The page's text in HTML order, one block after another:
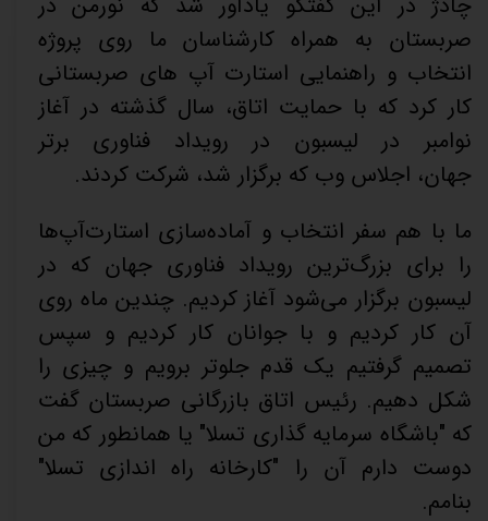
صربستان به همراه کارشناسان ما روی پروژه
انتخاب و راهنمایی استارت آپ های صربستانی
کار کرد که با حمایت اتاق، سال گذشته در آغاز
نوامبر در لیسبون در رویداد فناوری برتر
جهان، اجلاس وب که برگزار شد، شرکت کردند.
ما با هم سفر انتخاب و آماده‌سازی استارت‌آپ‌ها
را برای بزرگ‌ترین رویداد فناوری جهان که در
لیسبون برگزار می‌شود آغاز کردیم. چندین ماه روی
آن کار کردیم و با جوانان کار کردیم و سپس
تصمیم گرفتیم یک قدم جلوتر برویم و چیزی را
شکل دهیم. رئیس اتاق بازرگانی صربستان گفت
که "باشگاه سرمایه گذاری تسلا" یا همانطور که من
دوست دارم آن را "کارخانه راه اندازی تسلا"
بنامم.